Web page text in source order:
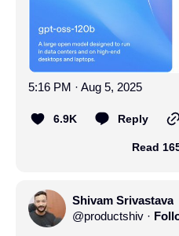
5:16 PM · Aug 5, 2025
6.9K Reply
Read
Shivam Srivastava
@productshiv ·